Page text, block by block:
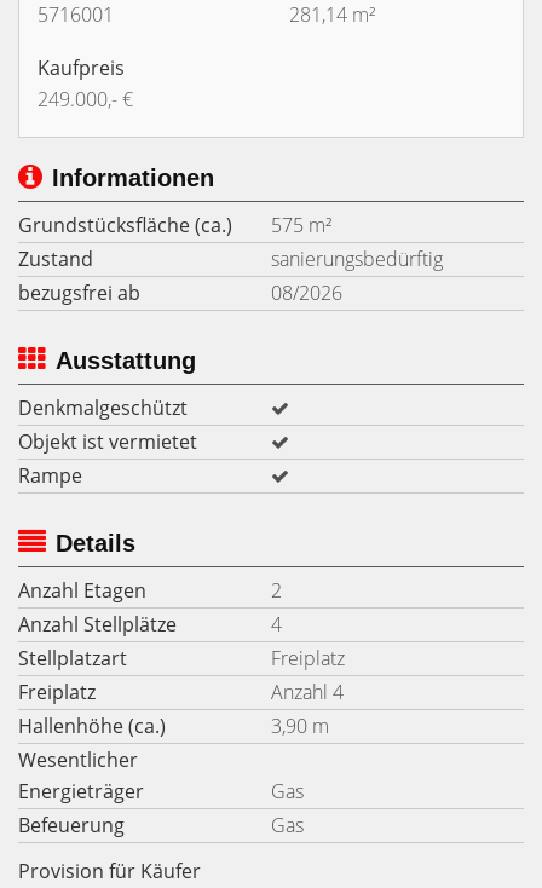
5716001
281,14 m²
Kaufpreis
249.000,- €
Informationen
Grundstücksfläche (ca.)
575 m²
Zustand
sanierungsbedürftig
bezugsfrei ab
08/2026
Ausstattung
Denkmalgeschützt
Objekt ist vermietet
Rampe
Details
Anzahl Etagen
2
Anzahl Stellplätze
4
Stellplatzart
Freiplatz
Freiplatz
Anzahl 4
Hallenhöhe (ca.)
3,90 m
Wesentlicher
Energieträger
Gas
Befeuerung
Gas
Provision für Käufer